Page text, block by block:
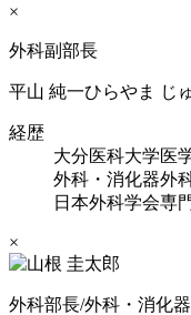
×
外科副部長
平山 純一ひらやま じ
経歴
大分医科大学医
外科・消化器外
日本外科学会専
×
外科部長/外科・消化